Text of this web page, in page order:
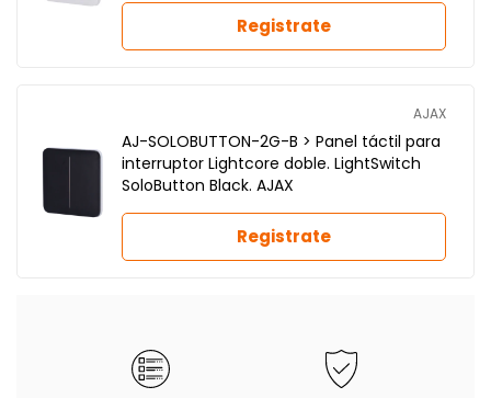
Registrate
AJAX
AJ-SOLOBUTTON-2G-B > Panel táctil para
interruptor Lightcore doble. LightSwitch
SoloButton Black. AJAX
Registrate